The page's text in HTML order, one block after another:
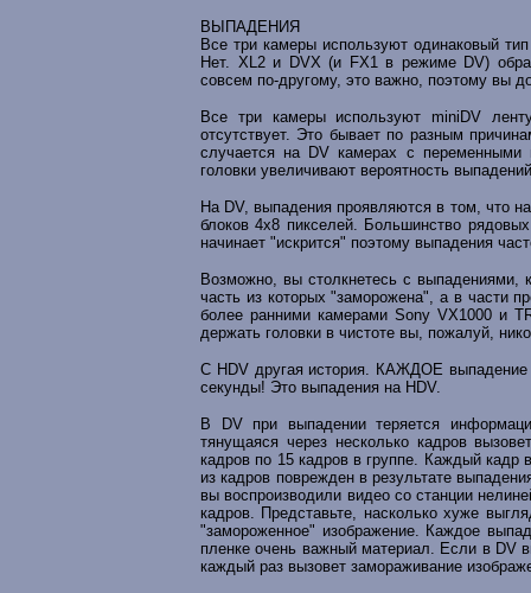
ВЫПАДЕНИЯ
Все три камеры используют одинаковый
Нет. XL2 и DVX (и FX1 в режиме DV)
совсем по-другому, это важно, поэтому вы
Все три камеры используют miniDV
отсутствует. Это бывает по разным
случается на DV камерах с переменными
головки увеличивают вероятность
На DV, выпадения проявляются в том, что
блоков 4х8 пикселей. Большинство
начинает "искрится" поэтому выпадения
Возможно, вы столкнетесь с выпадениями,
часть из которых "заморожена", а в части
более ранними камерами Sony VX1000 и
держать головки в чистоте вы, пожалуй,
С HDV другая история. КАЖДОЕ выпадение
секунды! Это выпадения на HDV.
В DV при выпадении теряется
тянущаяся через несколько кадров
кадров по 15 кадров в группе. Каждый
из кадров поврежден в результате
вы воспроизводили видео со станции
кадров. Представьте, насколько хуже
"замороженное" изображение. Каждое
пленке очень важный материал. Если в DV
каждый раз вызовет замораживание